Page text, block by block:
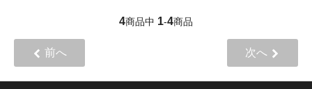
4商品中 1-4商品
前へ 次へ